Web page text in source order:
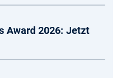
Award 2026: Jetzt